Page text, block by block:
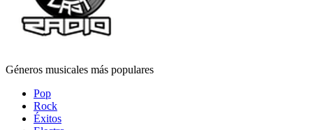
Géneros musicales más populares
Pop
Rock
Éxitos